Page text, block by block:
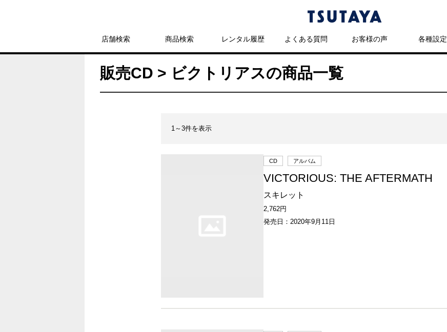
店舗検索 商品検索 レンタル履歴 よくある質問 お客様の声 各種設定
販売CD > ビクトリアスの商品一覧
1～3件を表示
CD アルバム
VICTORIOUS: THE AFTERMATH
スキレット
2,762円
発売日：2020年9月11日